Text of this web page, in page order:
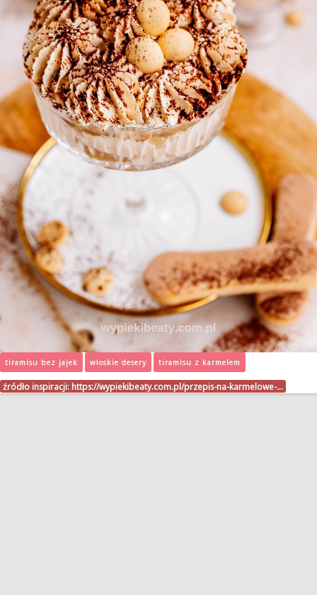
tiramisu bez jajek włoskie desery tiramisu z karmelem
źródło inspiracji: https://wypiekibeaty.com.pl/przepis-na-karmelowe-…